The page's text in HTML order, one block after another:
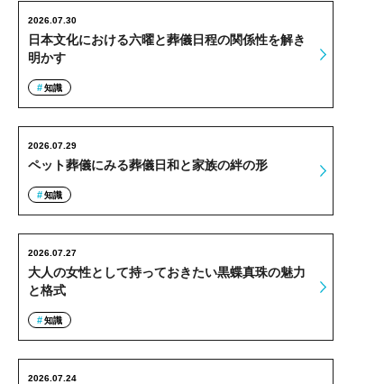
日本文化における六曜と葬儀日程の関係性を解き
明かす
2026.07.30
知識
ペット葬儀にみる葬儀日和と家族の絆の形
2026.07.29
知識
大人の女性として持っておきたい黒蝶真珠の魅力
と格式
2026.07.27
知識
2026.07.24